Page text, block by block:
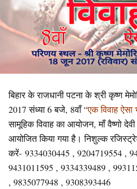
बिहार के राजधानी पटना के श्री कृष्ण
2017 संध्या 6 बजे, 8वाँ “एक विवाह ऐसा
सामूहिक विवाह का आयोजन, माँ वैष्णो देवी
आयोजित किया गया है। निशुल्क
करें- 9334030445 , 9204719554 ,
9431011595 , 9334339489 ,
, 9835077948 , 9308393446